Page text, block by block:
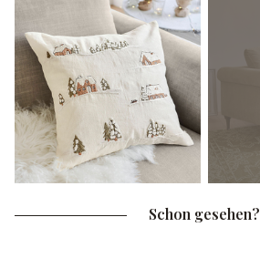
Schon gesehen?